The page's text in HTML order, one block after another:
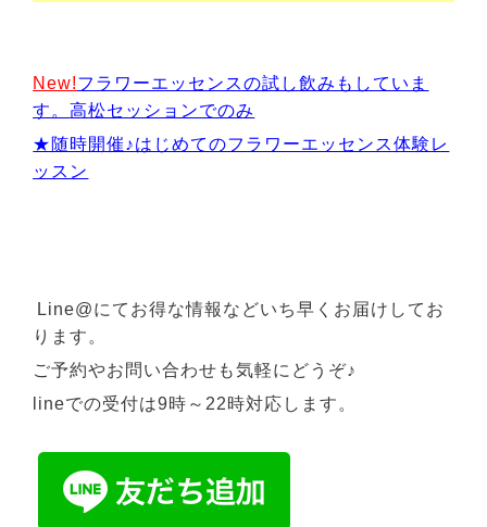
New!フラワーエッセンスの試し飲みもしていま
す。高松セッションでのみ
★随時開催♪はじめてのフラワーエッセンス体験レ
ッスン
Line@にてお得な情報などいち早くお届けしてお
ります。
ご予約やお問い合わせも気軽にどうぞ♪
lineでの受付は9時～22時対応します。